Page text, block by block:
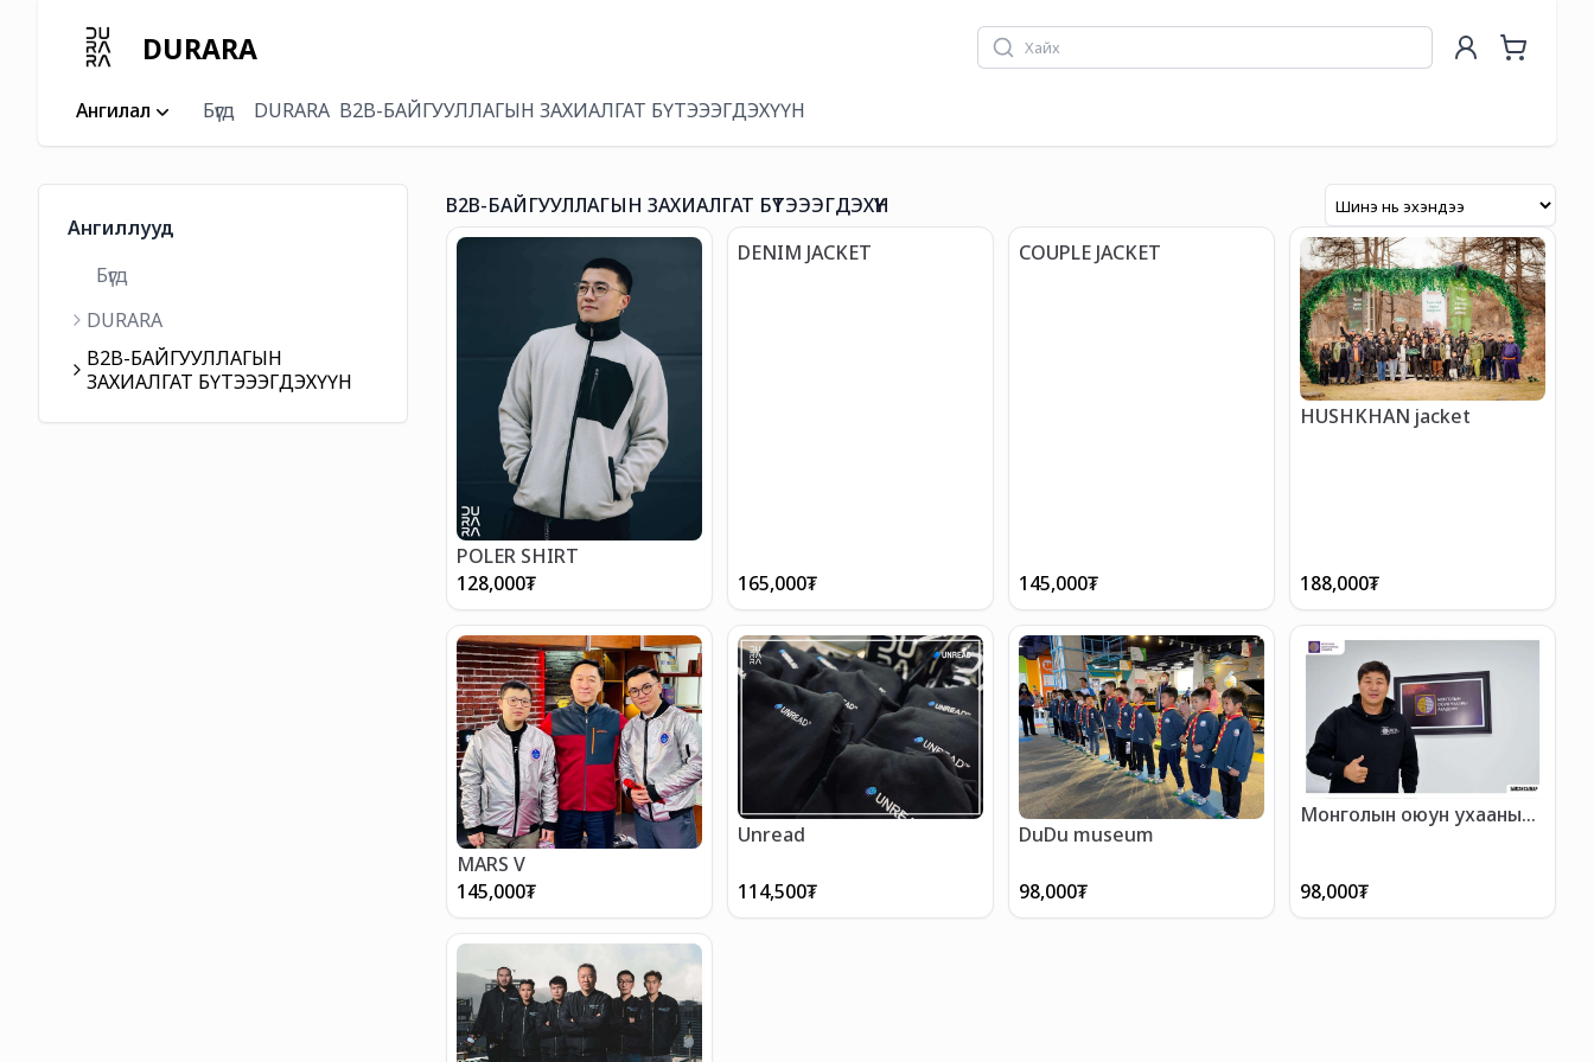
DURARA
Ангилал Бүгд DURARA B2B-БАЙГУУЛЛАГЫН ЗАХИАЛГАТ БҮТЭЭЭГДЭХҮҮН
Ангиллууд
Бүгд
DURARA
B2B-БАЙГУУЛЛАГЫН
ЗАХИАЛГАТ БҮТЭЭЭГДЭХҮҮН
B2B-БАЙГУУЛЛАГЫН ЗАХИАЛГАТ БҮТЭЭЭГДЭХҮҮН
POLER SHIRT
128,000₮
DENIM JACKET
165,000₮
COUPLE JACKET
145,000₮
HUSHKHAN jacket
188,000₮
MARS V
145,000₮
Unread
114,500₮
DuDu museum
98,000₮
Монголын оюун ухааны
98,000₮